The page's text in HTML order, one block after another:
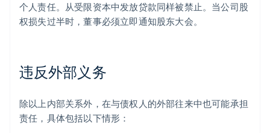
个人责任。从受限资本中发放贷款同样被禁止。当公司股
权损失过半时，董事必须立即通知股东大会。
违反外部义务
除以上内部关系外，在与债权人的外部往来中也可能承担
责任，具体包括以下情形：